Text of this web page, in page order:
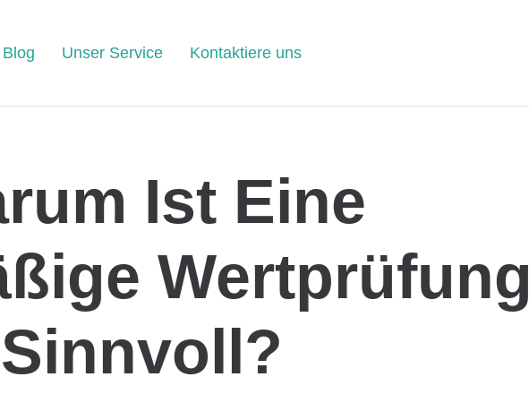
Blog Unser Service Kontaktiere uns
Ist Eine
Wertprüfung
Sinnvoll?